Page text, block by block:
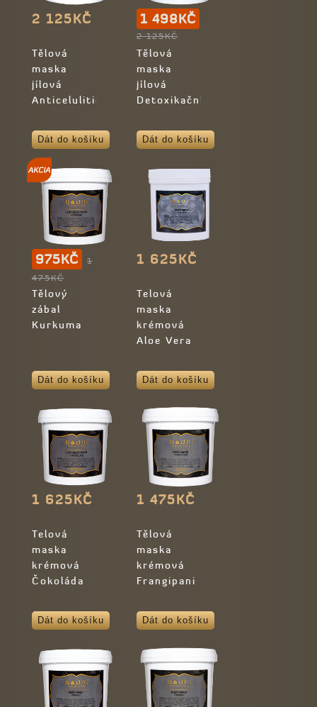
2 125KČ
Tělová
maska
jílová
Anticelulitidní
Dát do košíku
1 498KČ
2 125KČ
Tělová
maska
jílová
Detoxikační
Dát do košíku
975KČ
1
475KČ
Tělový
zábal
Kurkuma
Dát do košíku
1 625KČ
Telová
maska
krémová
Aloe Vera
Dát do košíku
1 625KČ
Telová
maska
krémová
Čokoláda
Dát do košíku
1 475KČ
Tělová
maska
krémová
Frangipani
Dát do košíku